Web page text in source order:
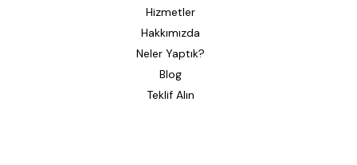
Hizmetler
Hakkımızda
Neler Yaptık?
Blog
Teklif Alın